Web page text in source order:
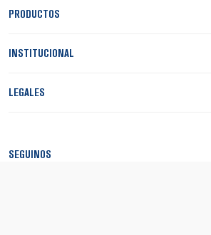
PRODUCTOS
INSTITUCIONAL
LEGALES
SEGUINOS